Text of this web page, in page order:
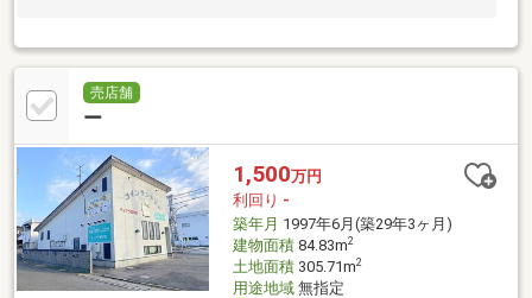
売店舗
ー
1,500万円
利回り -
築年月 1997年6月(築29年3ヶ月)
建物面積84.83m2
土地面積305.71m2
用途地域無指定